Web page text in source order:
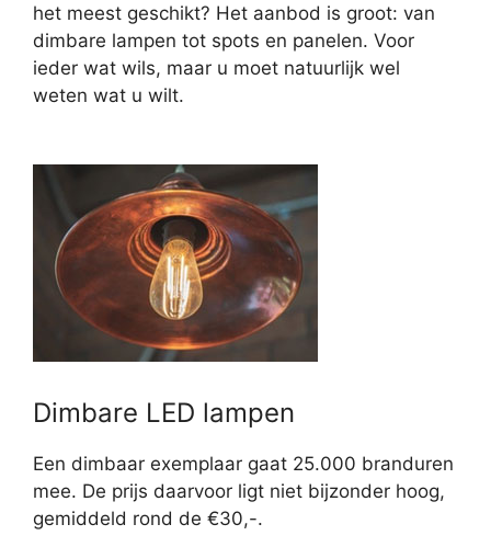
het meest geschikt? Het aanbod is groot: van
dimbare lampen tot spots en panelen. Voor
ieder wat wils, maar u moet natuurlijk wel
weten wat u wilt.
Dimbare LED lampen
Een dimbaar exemplaar gaat 25.000 branduren
mee. De prijs daarvoor ligt niet bijzonder hoog,
gemiddeld rond de €30,-.